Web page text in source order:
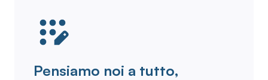
Pensiamo noi a tutto,